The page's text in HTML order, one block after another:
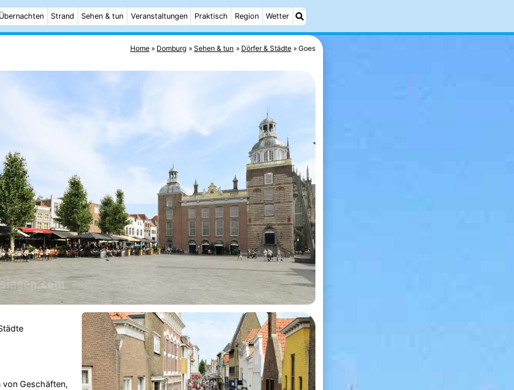
Übernachten Strand Sehen & tun Veranstaltungen Praktisch Region Wetter
Home Domburg Sehen & tun Dörfer & Städte Goes
von Geschäften,